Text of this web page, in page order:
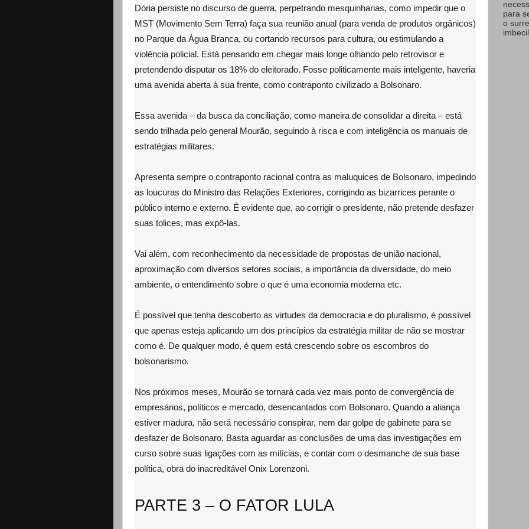
Dória persiste no discurso de guerra, perpetrando mesquinharias, como impedir que o
MST (Movimento Sem Terra) faça sua reunião anual (para venda de produtos orgânicos)
no Parque da Água Branca, ou cortando recursos para cultura, ou estimulando a
violência policial. Está pensando em chegar mais longe olhando pelo retrovisor e
pretendendo disputar os 18% do eleitorado. Fosse politicamente mais inteligente, haveria
uma avenida aberta à sua frente, como contraponto civilizado a Bolsonaro.
Essa avenida – da busca da conciliação, como maneira de consolidar a direita – está
sendo trilhada pelo general Mourão, seguindo à risca e com inteligência os manuais de
estratégias militares.
Apresenta sempre o contraponto racional contra as maluquices de Bolsonaro, impedindo
as loucuras do Ministro das Relações Exteriores, corrigindo as bizarrices perante o
público interno e externo. É evidente que, ao corrigir o presidente, não pretende desfazer
suas tolices, mas expô-las.
Vai além, com reconhecimento da necessidade de propostas de união nacional,
aproximação com diversos setores sociais, a importância da diversidade, do meio
ambiente, o entendimento sobre o que é uma economia moderna etc.
É possível que tenha descoberto as virtudes da democracia e do pluralismo, é possível
que apenas esteja aplicando um dos princípios da estratégia militar de não se mostrar
como é. De qualquer modo, é quem está crescendo sobre os escombros do
bolsonarismo.
Nos próximos meses, Mourão se tornará cada vez mais ponto de convergência de
empresários, políticos e mercado, desencantados com Bolsonaro. Quando a aliança
estiver madura, não será necessário conspirar, nem dar golpe de gabinete para se
desfazer de Bolsonaro. Basta aguardar as conclusões de uma das investigações em
curso sobre suas ligações com as milícias, e contar com o desmanche de sua base
política, obra do inacreditável Onix Lorenzoni.
PARTE 3 – O FATOR LULA
para
o